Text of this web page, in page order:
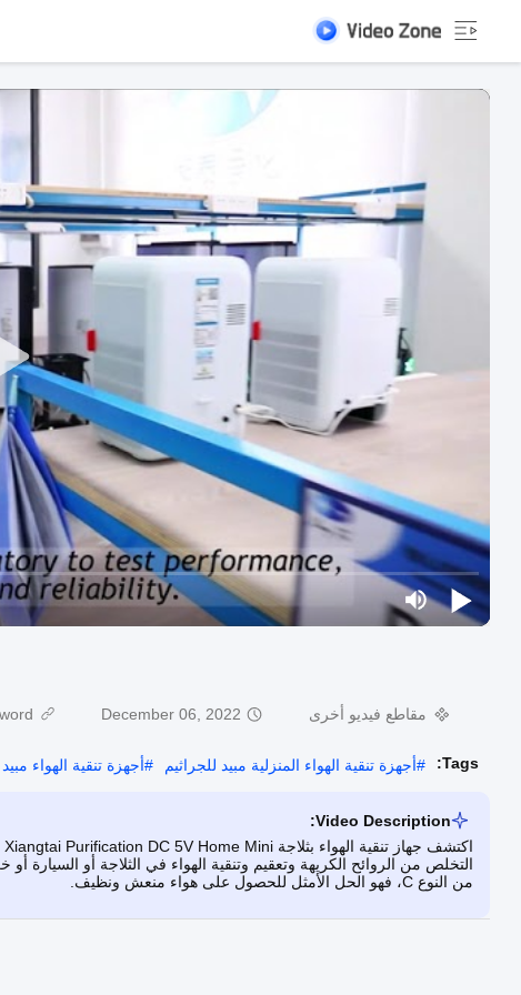
مقاطع فيديو أخرى December 06, 2022
Tags:
#أجهزة تنقية الهواء المنزلية مبيد للجراثيم #أجهزة تنقية الهواء مبيد
Video Description:
من النوع C، فهو الحل الأمثل للحصول على هواء منعش ونظيف.